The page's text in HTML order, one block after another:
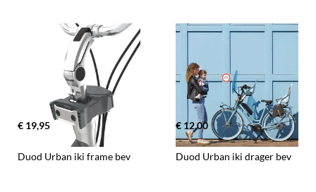
€ 19,95 € 12,00
Duod Urban iki frame bev Duod Urban iki drager bev